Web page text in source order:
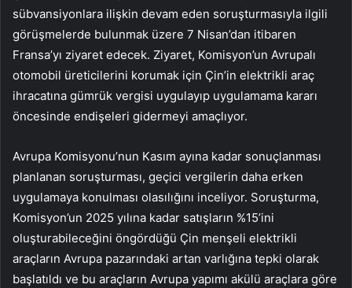
sübvansiyonlara ilişkin devam eden soruşturmasıyla ilgili
görüşmelerde bulunmak üzere 7 Nisan’dan itibaren
Fransa’yı ziyaret edecek. Ziyaret, Komisyon’un Avrupalı
otomobil üreticilerini korumak için Çin’in elektrikli araç
ihracatına gümrük vergisi uygulayıp uygulamama kararı
öncesinde endişeleri gidermeyi amaçlıyor.
Avrupa Komisyonu’nun Kasım ayına kadar sonuçlanması
planlanan soruşturması, geçici vergilerin daha erken
uygulamaya konulması olasılığını inceliyor. Soruşturma,
Komisyon’un 2025 yılına kadar satışların %15’ini
oluşturabileceğini öngördüğü Çin menşeli elektrikli
araçların Avrupa pazarındaki artan varlığına tepki olarak
başlatıldı ve bu araçların Avrupa yapımı akülü araçlara göre